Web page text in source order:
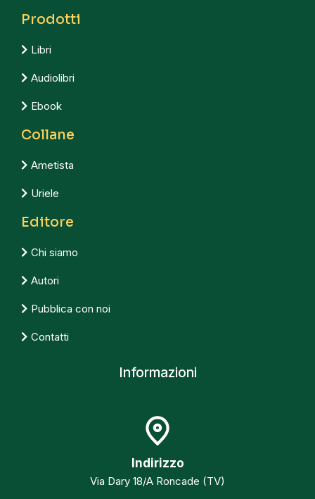
Prodotti
Libri
Audiolibri
Ebook
Collane
Ametista
Uriele
Editore
Chi siamo
Autori
Pubblica con noi
Contatti
Informazioni
Indirizzo
Via Dary 18/A Roncade (TV)